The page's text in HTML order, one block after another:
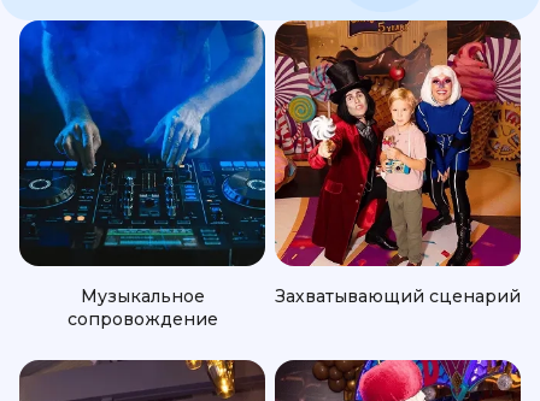
Музыкальное
сопровождение
Захватывающий сценарий